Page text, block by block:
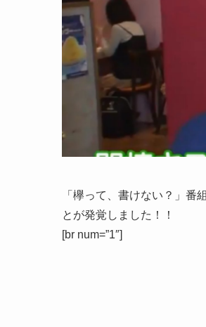
「欅って、書けない？」番
とが発覚しました！！
[br num=”1″]